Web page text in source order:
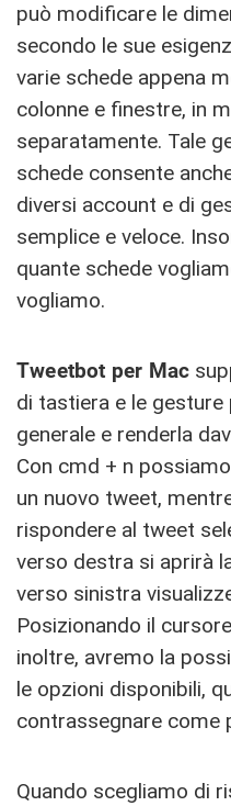
può modificare le
secondo le sue
varie schede appena
colonne e finestre, in
separatamente. Tale
schede consente
diversi account e di
semplice e veloce.
quante schede
vogliamo.
Tweetbot per Mac
di tastiera e le gesture
generale e renderla
Con cmd + n
un nuovo tweet,
rispondere al tweet
verso destra si aprirà
verso sinistra
Posizionando il
inoltre, avremo la
le opzioni disponibili,
contrassegnare come
Quando scegliamo di